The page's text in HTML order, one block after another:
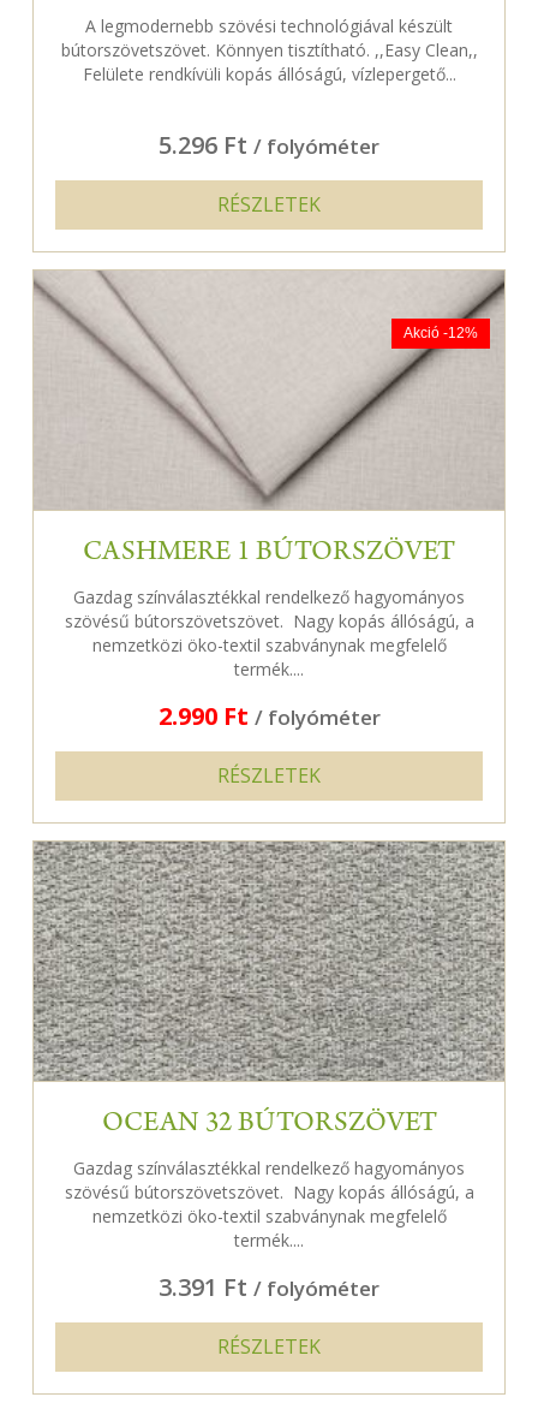
A legmodernebb szövési technológiával készült
bútorszövetszövet. Könnyen tisztítható. ,,Easy Clean,,
Felülete rendkívüli kopás állóságú, vízlepergető...
5.296 Ft / folyóméter
RÉSZLETEK
Akció -12%
CASHMERE 1 BÚTORSZÖVET
Gazdag színválasztékkal rendelkező hagyományos
szövésű bútorszövetszövet. Nagy kopás állóságú, a
nemzetközi öko-textil szabványnak megfelelő
termék....
2.990 Ft / folyóméter
RÉSZLETEK
OCEAN 32 BÚTORSZÖVET
Gazdag színválasztékkal rendelkező hagyományos
szövésű bútorszövetszövet. Nagy kopás állóságú, a
nemzetközi öko-textil szabványnak megfelelő
termék....
3.391 Ft / folyóméter
RÉSZLETEK